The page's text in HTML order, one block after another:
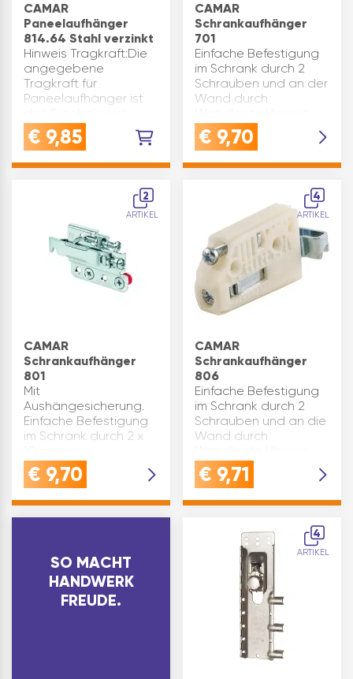
CAMAR
Paneelaufhänger
814.64 Stahl verzinkt
Hinweis Tragkraft:Die
angegebene
Tragkraft für
Paneelaufhänger ist
Tests mit dem
dargestellten Paneel
ausschließlich auf das
korrekt positionierte
€ 9,85
CAMAR
Schrankaufhänger
701
Einfache Befestigung
im Schrank durch 2
Schrauben und an der
Wand durch
Tragkraft:Die
angegebene
Schrankaufhängers ist
Tests gemäßNorm DIN
68840 un…
€ 9,70
2
ARTIKEL
CAMAR
Schrankaufhänger
801
Mit
Aushängesicherung.
Einfache Befestigung
im Schrank durch 2 x
Dübelbohrungen an
der Seitenwand und
Hinweis Tragkraft:Die
Schrankaufhängers ist
das…
€ 9,70
4
ARTIKEL
CAMAR
Schrankaufhänger
806
Einfache Befestigung
im Schrank durch 2
Schrauben und an die
Wand durch
Tragkraft:Die
angegebene
Schrankaufhängers ist
Tests gemäßNorm DIN
68840 un…
€ 9,71
SO MACHT
HANDWERK
FREUDE.
4
ARTIKEL